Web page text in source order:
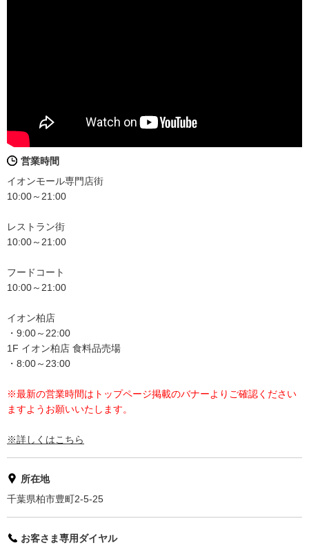
営業時間
イオンモール専門店街
10:00～21:00
レストラン街
10:00～21:00
フードコート
10:00～21:00
イオン柏店
・9:00～22:00
1F イオン柏店 食料品売場
・8:00～23:00
※最新の営業時間はトップページ掲載のバナーよりご確認ください
ますようお願いいたします。
※詳しくはこちら
所在地
千葉県柏市豊町2-5-25
お客さま専用ダイヤル